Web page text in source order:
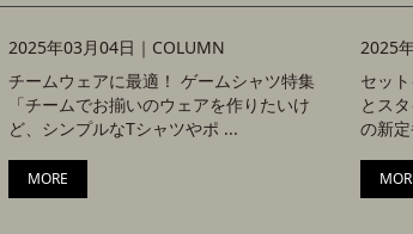
2025年03月04日｜ COLUMN
チームウェアに最適！ ゲームシャツ特集
「チームでお揃いのウェアを作りたいけ
ど、シンプルなTシャツやポ ...
MORE
2025
セッ
とス
の新